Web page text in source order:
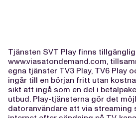
Tjänsten SVT Play finns
www.viasatondemand.com,
egna tjänster TV3 Play, TV6 Play
ingår till en början fritt utan
sikt att ingå som en del i
utbud. Play-tjänsterna gör det
datoranvändare att via streaming